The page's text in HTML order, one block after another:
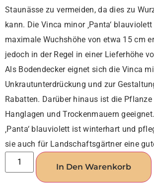
Staunässe zu vermeiden, da dies zu
kann. Die Vinca minor ‚Panta‘
maximale Wuchshöhe von etwa 15 cm
jedoch in der Regel in einer Lieferhöhe
Als Bodendecker eignet sich die Vinca
Unkrautunterdrückung und zur
Rabatten. Darüber hinaus ist die
Hanglagen und Trockenmauern
‚Panta‘ blauviolett ist winterhart und
sie auch für Landschaftsgärtner eine
In Den Warenkorb